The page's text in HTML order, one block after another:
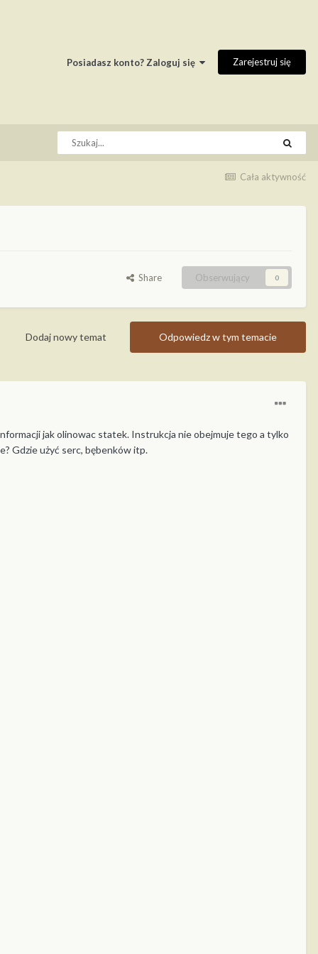
Posiadasz konto? Zaloguj się Zarejestruj się
Cała aktywność
Share Obserwujący 0
Odpowiedz w tym temacie
Dodaj nowy temat
jak olinowac statek. Instrukcja nie obejmuje tego a tylko
Gdzie użyć serc, bębenków itp.